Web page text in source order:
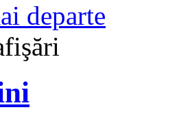
departe